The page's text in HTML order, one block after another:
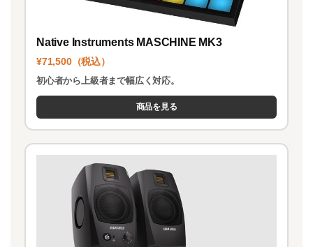
Native Instruments MASCHINE MK3
¥71,500（税込）
初心者から上級者まで幅広く対応。
商品を見る